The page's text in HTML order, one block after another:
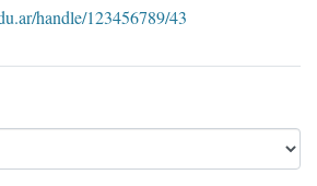
handle/123456789/43